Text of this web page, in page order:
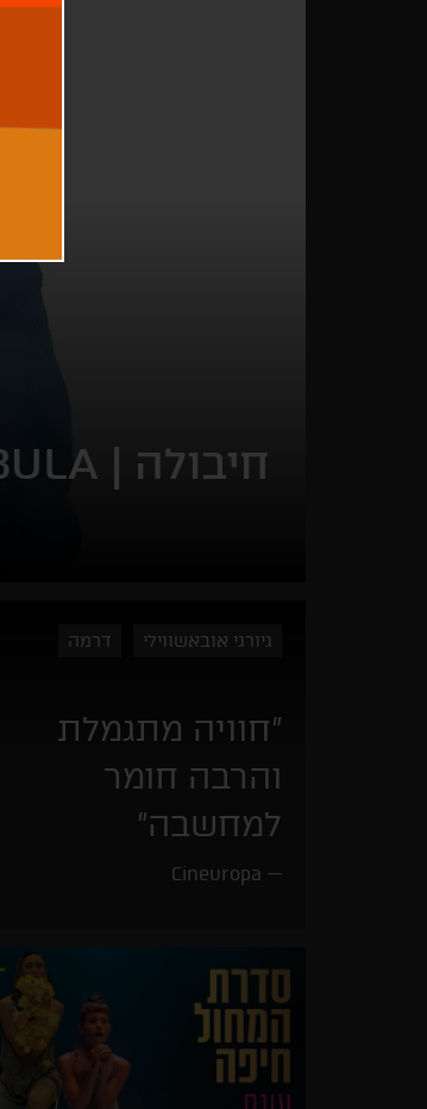
חיבולה |
גיורגי אובאשווילי דרמה
"חוויה מתגמלת
והרבה חומר
למחשבה"
Cineuropa